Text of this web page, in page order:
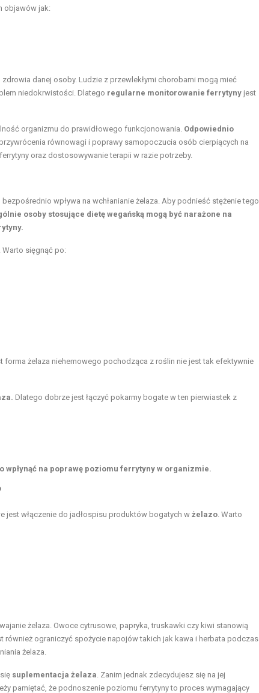
objawów jak:
danej osoby. Ludzie z przewlekłymi chorobami mogą mieć
niedokrwistości. Dlatego regularne monitorowanie ferrytyny jest
organizmu do prawidłowego funkcjonowania. Odpowiednio
równowagi i poprawy samopoczucia osób cierpiących na
oraz dostosowywanie terapii w razie potrzeby.
wpływa na wchłanianie żelaza. Aby podnieść stężenie tego
osoby stosujące dietę wegańską mogą być narażone na
sięgnąć po:
żelaza niehemowego pochodząca z roślin nie jest tak efektywnie
Dlatego dobrze jest łączyć pokarmy bogate w ten pierwiastek z
na poprawę poziomu ferrytyny w organizmie.
jest włączenie do jadłospisu produktów bogatych w żelazo . Warto
żelaza. Owoce cytrusowe , papryka, truskawki czy kiwi stanowią
również ograniczyć spożycie napojów takich jak kawa i herbata podczas
żelaza.
suplementacja żelaza . Zanim jednak zdecydujesz się na jej
pamiętać, że podnoszenie poziomu ferrytyny to proces wymagający